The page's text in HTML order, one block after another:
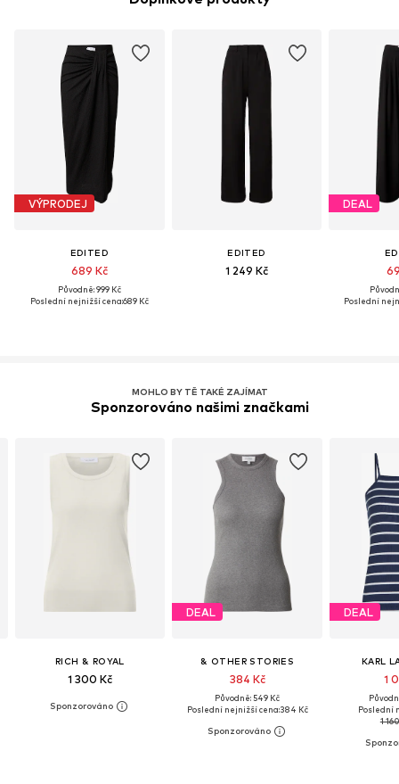
VÝPRODEJ
EDITED
689 Kč
Původně: 999 Kč
Poslední nejnižší cena:689 Kč
EDITED
1 249 Kč
DEAL
Poslední
MOHLO BY TĚ TAKÉ ZAJÍMAT
Sponzorováno našimi značkami
RICH & ROYAL
1 300 Kč
DEAL
& OTHER STORIES
384 Kč
Původně: 549 Kč
Poslední nejnižší cena:384 Kč
DEAL
KARL
1
Poslední
1